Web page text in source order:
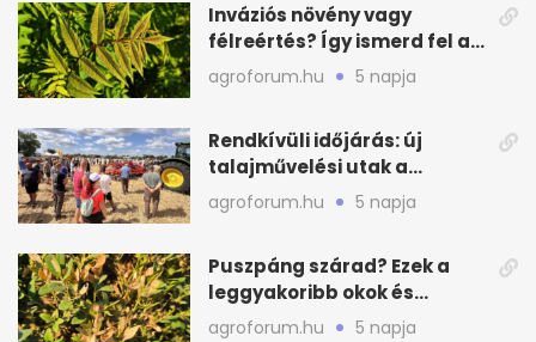
Inváziós növény vagy
félreértés? Így ismerd fel a
valódi kockázatot
agroforum.hu 5 napja
Rendkívüli időjárás: új
talajművelési utak a
gazdáknak
agroforum.hu 5 napja
Puszpáng szárad? Ezek a
leggyakoribb okok és
teendők
agroforum.hu 5 napja